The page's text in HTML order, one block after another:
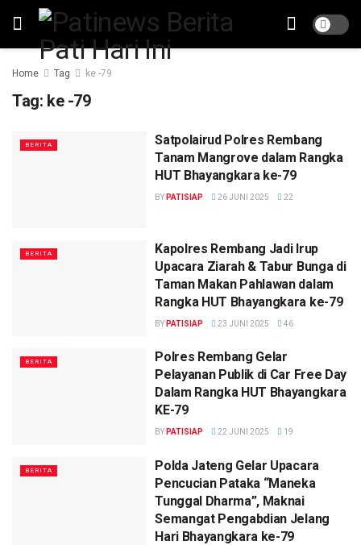
Home Tag ke -79
Tag: ke -79
BERITA
Satpolairud Polres Rembang
Tanam Mangrove dalam Rangka
HUT Bhayangkara ke-79
BY PATISIAP 26 JUNI 2025 22
BERITA
Kapolres Rembang Jadi Irup
Upacara Ziarah & Tabur Bunga di
Taman Makan Pahlawan dalam
Rangka HUT Bhayangkara ke-79
BY PATISIAP 23 JUNI 2025 46
BERITA
Polres Rembang Gelar
Pelayanan Publik di Car Free Day
Dalam Rangka HUT Bhayangkara
KE-79
BY PATISIAP 22 JUNI 2025 19
BERITA
Polda Jateng Gelar Upacara
Pencucian Pataka “Maneka
Tunggal Dharma”, Maknai
Semangat Pengabdian Jelang
Hari Bhayangkara ke-79